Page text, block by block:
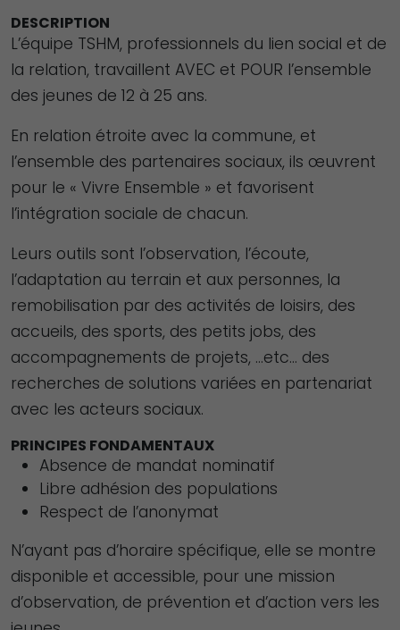
DESCRIPTION
L’équipe TSHM, professionnels du lien social et de
la relation, travaillent AVEC et POUR l’ensemble
des jeunes de 12 à 25 ans.
En relation étroite avec la commune, et
l’ensemble des partenaires sociaux, ils œuvrent
pour le « Vivre Ensemble » et favorisent
l’intégration sociale de chacun.
Leurs outils sont l’observation, l’écoute,
l’adaptation au terrain et aux personnes, la
remobilisation par des activités de loisirs, des
accueils, des sports, des petits jobs, des
accompagnements de projets, …etc… des
recherches de solutions variées en partenariat
avec les acteurs sociaux.
PRINCIPES FONDAMENTAUX
Absence de mandat nominatif
Libre adhésion des populations
Respect de l’anonymat
N’ayant pas d’horaire spécifique, elle se montre
disponible et accessible, pour une mission
d’observation, de prévention et d’action vers les